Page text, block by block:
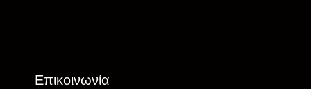
Επικοινωνία